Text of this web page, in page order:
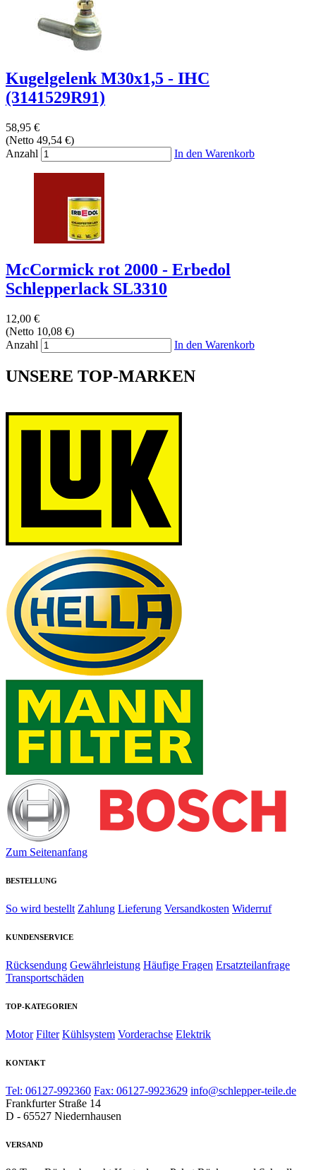
Kugelgelenk M30x1,5 - IHC
(3141529R91)
58,95 €
(Netto 49,54 €)
Anzahl
In den Warenkorb
McCormick rot 2000 - Erbedol
Schlepperlack SL3310
12,00 €
(Netto 10,08 €)
Anzahl
In den Warenkorb
UNSERE TOP-MARKEN
Zum Seitenanfang
BESTELLUNG
So wird bestellt Zahlung Lieferung Versandkosten Widerruf
KUNDENSERVICE
Rücksendung Gewährleistung Häufige Fragen Ersatzteilanfrage
Transportschäden
TOP-KATEGORIEN
Motor Filter Kühlsystem Vorderachse Elektrik
KONTAKT
Tel: 06127-992360 Fax: 06127-9923629 info@schlepper-teile.de
Frankfurter Straße 14
D - 65527 Niedernhausen
VERSAND